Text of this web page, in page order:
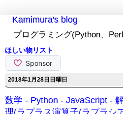
Kamimura's blog
プログラミング(Python、
ほしい物リスト
2018年1月28日日曜日
数学 - Python - JavaScript -
理(ラプラス演算子(ラプラシ